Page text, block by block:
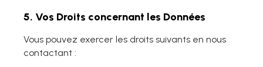
5. Vos Droits concernant les Données
Vous pouvez exercer les droits suivants en nous
contactant :